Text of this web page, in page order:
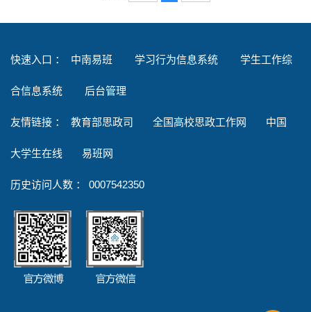
快速入口 ： 中南易班 学习行为信息系统 学生工作综
合信息系统 后台管理
友情链接 ： 教育部思政司 全国高校思政工作网 中国
大学生在线 易班网
历史访问人数 ： 0007542350